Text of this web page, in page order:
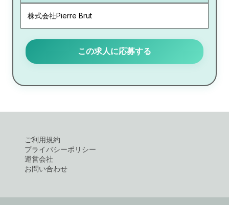
株式会社Pierre Brut
この求人に応募する
ご利用規約
プライバシーポリシー
運営会社
お問い合わせ